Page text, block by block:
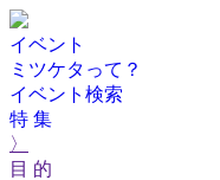
イベント
ミツケタって？
イベント検索
特 集
〉
目 的